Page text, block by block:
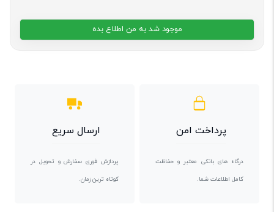
موجود شد به من اطلاع بده
پرداخت امن
درگاه های بانکی معتبر و حفاظت
کامل اطلاعات شما.
ارسال سریع
پردازش فوری سفارش و تحویل در
کوتاه ترین زمان.